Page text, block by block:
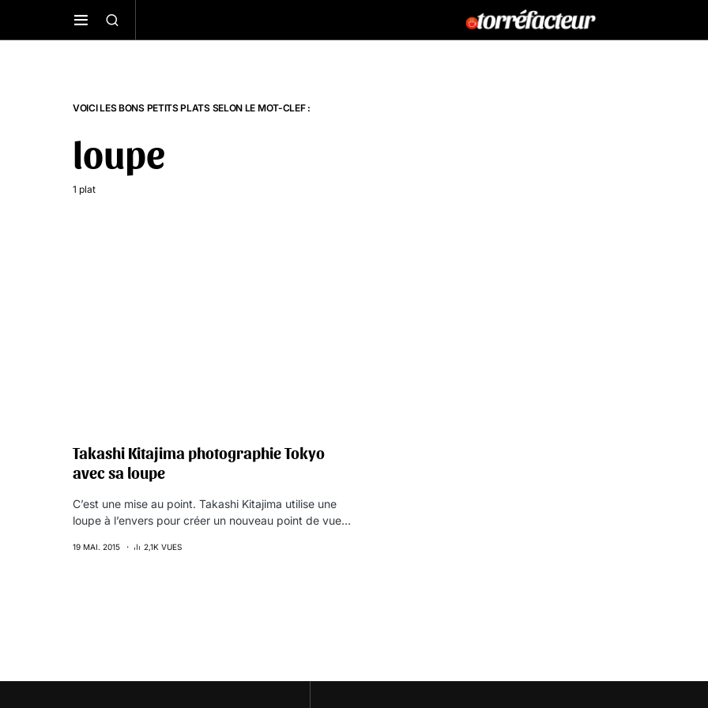
VOICI LES BONS PETITS PLATS SELON LE MOT-CLEF :
loupe
1 plat
Takashi Kitajima photographie Tokyo
avec sa loupe
C’est une mise au point. Takashi Kitajima utilise une
loupe à l’envers pour créer un nouveau point de vue…
19 MAI. 2015 2,1K VUES